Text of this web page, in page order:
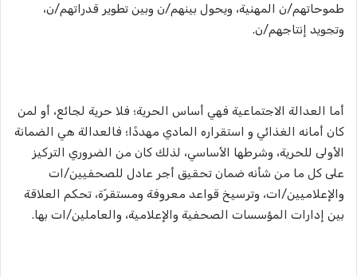
طموحاتهم/ن المهنية، ويحول بينهم/ن وبين تطوير قدراتهم/ن،
وتجويد إنتاجهم/ن.
أما العدالة الاجتماعية فهي أساس الحرية؛ فلا حرية لجائع، أو لمن
كان أمانه الغذائي و استقراره المادي مهددًا؛ فالعدالة هي الضمانة
الأولى للحرية، وشرطها الأساسي، لذلك كان من الضروري التركيز
على كل ما من شأنه ضمان تحقيق أجر عادل للصحفيين/ات
والإعلاميين/ات، وترسيخ قواعد معروفة ومستقرّة، تحكم العلاقة
بين إدارات المؤسسات الصحفية والإعلامية، والعاملين/ات بها.